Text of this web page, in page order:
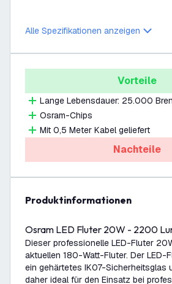
Alle Spezifikationen anzeigen
Vorteile
Lange Lebensdauer: 25.000
Osram-Chips
Mit 0,5 Meter Kabel geliefert
Nachteile
Produktinformationen
Osram LED Fluter 20W - 2200
Dieser professionelle LED-Fluter
aktuellen 180-Watt-Fluter. Der LED-
ein gehärtetes IK07-Sicherheitsglas
daher ideal für den Einsatz bei